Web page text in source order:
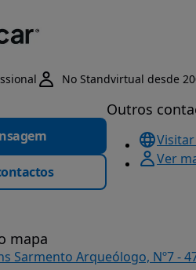
No Standvirtual desde
Outros
Ver
mapa
Sarmento Arqueólogo, Nº7 -